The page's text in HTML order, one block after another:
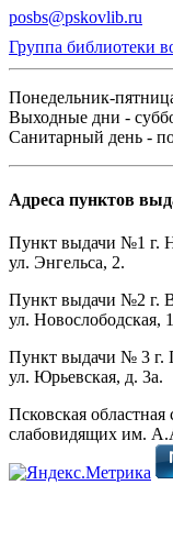
posbs@pskovlib.ru
Группа библиотеки
Понедельник-
Выходные дни -
Санитарный день -
Адреса пунктов
Пункт выдачи №1 г.
ул. Энгельса, 2.
Пункт выдачи №2 г.
ул. Новослободская,
Пункт выдачи № 3 г.
ул. Юрьевская, д. 3а.
Псковская
слабовидящих им.